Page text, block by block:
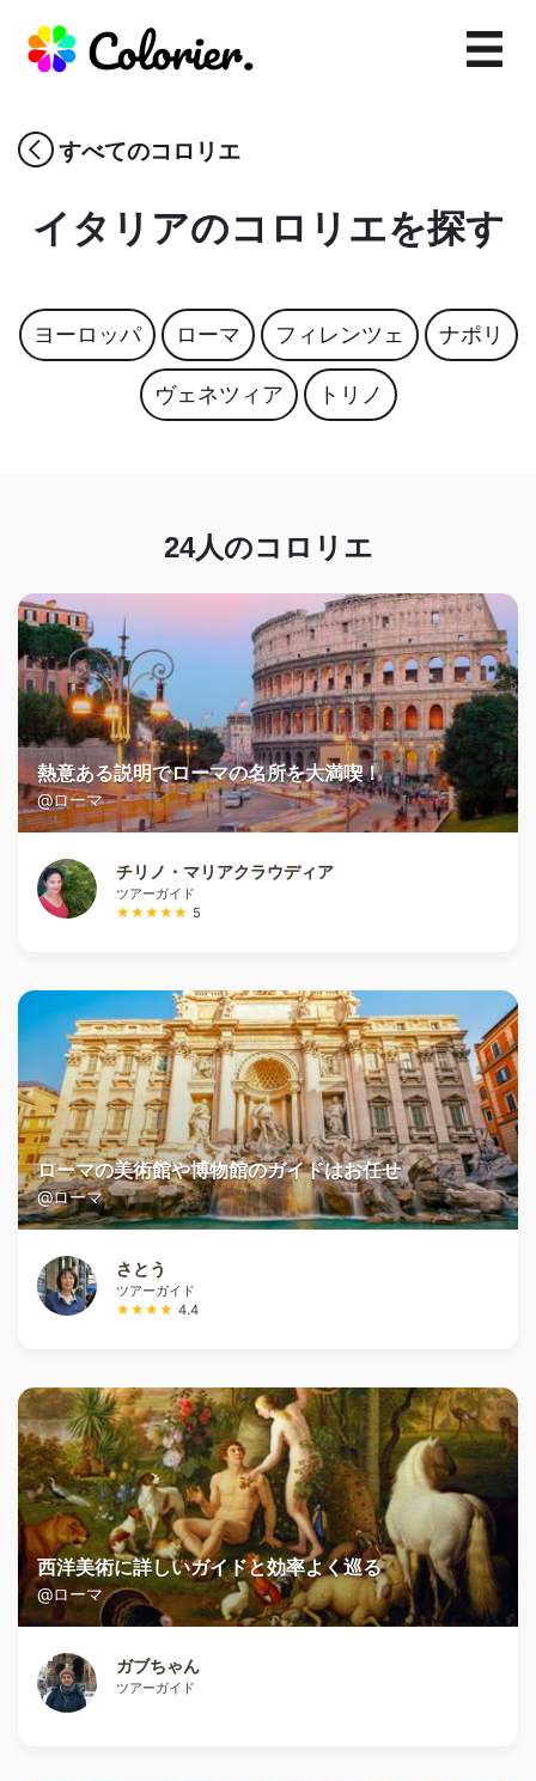
すべてのコロリエ
イタリアのコロリエを探す
ヨーロッパ ローマ フィレンツェ ナポリ
ヴェネツィア トリノ
24人のコロリエ
熱意ある説明でローマの名所を大満喫！
@ローマ
チリノ・マリアクラウディア
ツアーガイド
★★★★★ 5
ローマの美術館や博物館のガイドはお任せ
@ローマ
さとう
ツアーガイド
★★★★ 4.4
西洋美術に詳しいガイドと効率よく巡る
@ローマ
ガブちゃん
ツアーガイド